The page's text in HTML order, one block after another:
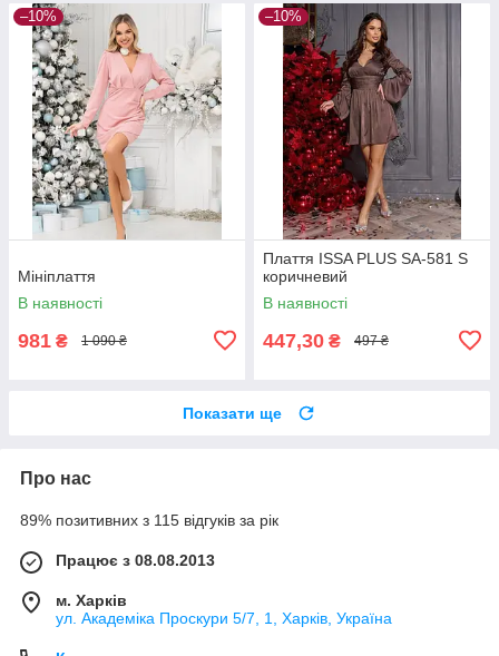
–10%
Мініплаття
В наявності
981 ₴ 1 090 ₴
–10%
Плаття ISSA PLUS SA-581 S
коричневий
В наявності
447,30 ₴ 497 ₴
Показати ще
Про нас
89% позитивних з 115 відгуків за рік
Працює з 08.08.2013
м. Харків
ул. Академіка Проскури 5/7, 1, Харків, Україна